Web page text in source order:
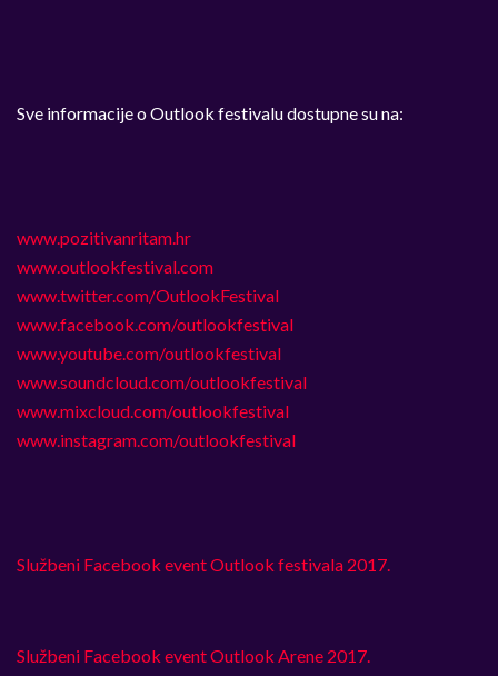
Sve informacije o Outlook festivalu dostupne su na:
www.pozitivanritam.hr
www.outlookfestival.com
www.twitter.com/OutlookFestival
www.facebook.com/outlookfestival
www.youtube.com/outlookfestival
www.soundcloud.com/outlookfestival
www.mixcloud.com/outlookfestival
www.instagram.com/outlookfestival
Službeni Facebook event Outlook festivala 2017.
Službeni Facebook event Outlook Arene 2017.